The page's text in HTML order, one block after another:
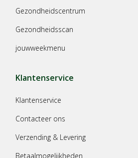
Gezondheidscentrum
Gezondheidsscan
jouwweekmenu
Klantenservice
Klantenservice
Contacteer ons
Verzending & Levering
Betaalmogelijkheden